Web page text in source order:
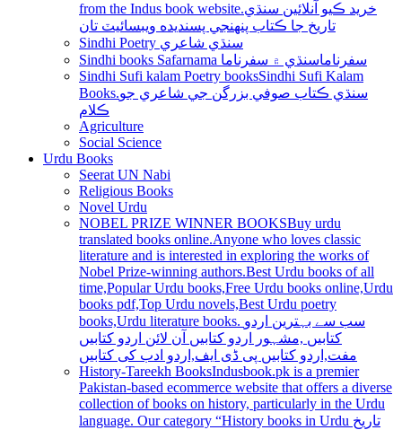
from the Indus book website.خريد ڪيو آنلائين سنڌي
تاريخ جا ڪتاب پنھنجي پسنديده ويبسائيٽ تان
Sindhi Poetry سنڌي شاعري
Sindhi books Safarnama سفرناماسنڌي ۾ سفرناما
Sindhi Sufi kalam Poetry booksSindhi Sufi Kalam
Books.سنڌي ڪتاب صوفي بزرگن جي شاعري جو
ڪلام
Agriculture
Social Science
Urdu Books
Seerat UN Nabi
Religious Books
Novel Urdu
NOBEL PRIZE WINNER BOOKSBuy urdu
translated books online.Anyone who loves classic
literature and is interested in exploring the works of
Nobel Prize-winning authors.Best Urdu books of all
time,Popular Urdu books,Free Urdu books online,Urdu
books pdf,Top Urdu novels,Best Urdu poetry
books,Urdu literature books. سب سے بہترین اردو
کتابیں ,مشہور اردو کتابیں آن لائن اردو کتابیں
مفت,اردو کتابیں پی ڈی ایف,اردو ادب کی کتابیں
History-Tareekh BooksIndusbook.pk is a premier
Pakistan-based ecommerce website that offers a diverse
collection of books on history, particularly in the Urdu
language. Our category “History books in Urdu تاریخ